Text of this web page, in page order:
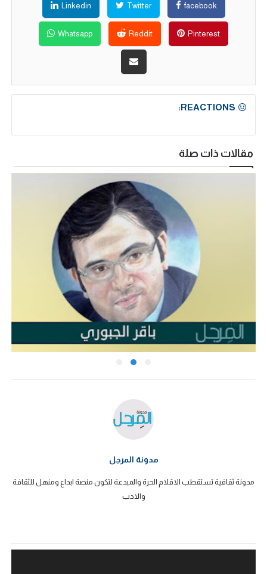
facebook
Twitter
Linkedin
Pinterest
Reddit
Whatsapp
REACTIONS:
مقالات ذات صلة
مدونة المرجل
مدونة ثقافية تستقطب الاقلام الحرة والمبدعة لتكون منصة ابداع ومنهل للثقافة
والادب